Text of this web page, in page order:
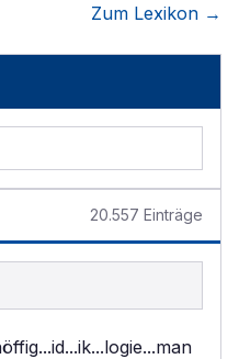
Zum Lexikon →
20.557 Einträge
...id...ik...logie...man